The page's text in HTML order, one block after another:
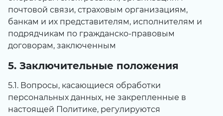
почтовой связи, страховым организациям,
банкам и их представителям, исполнителям и
подрядчикам по гражданско-правовым
договорам, заключенным
5. Заключительные положения
5.1. Вопросы, касающиеся обработки
персональных данных, не закрепленные в
настоящей Политике, регулируются